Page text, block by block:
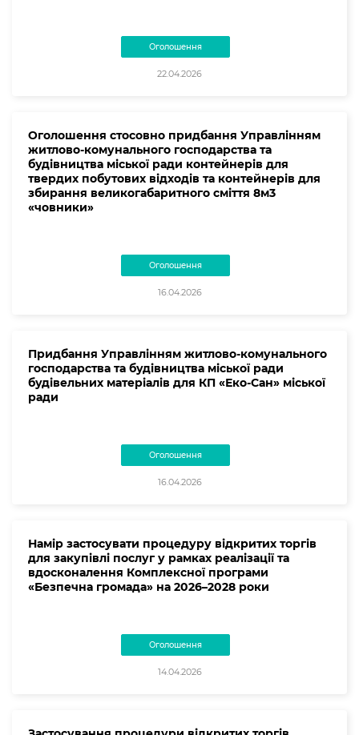
Оголошення
22.04.2026
Оголошення стосовно придбання Управлінням
житлово-комунального господарства та
будівництва міської ради контейнерів для
твердих побутових відходів та контейнерів для
збирання великогабаритного сміття 8м3
«човники»
Оголошення
16.04.2026
Придбання Управлінням житлово-комунального
господарства та будівництва міської ради
будівельних матеріалів для КП «Еко-Сан» міської
ради
Оголошення
16.04.2026
Намір застосувати процедуру відкритих торгів
для закупівлі послуг у рамках реалізації та
вдосконалення Комплексної програми
«Безпечна громада» на 2026–2028 роки
Оголошення
14.04.2026